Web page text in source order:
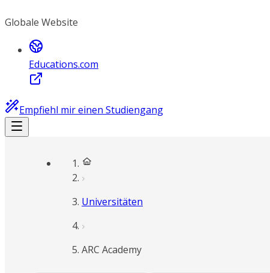
Globale Website
Educations.com
Empfiehl mir einen Studiengang
Universitäten
ARC Academy